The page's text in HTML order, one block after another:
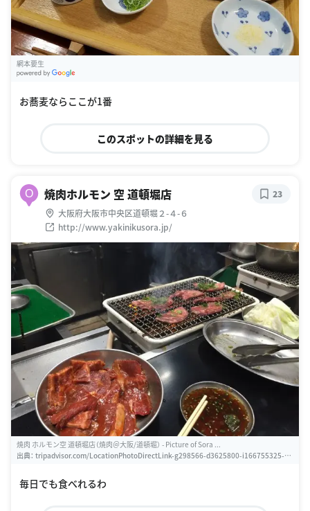
網本要生
お蕎麦ならここが1番
このスポットの詳細を見る
O 焼肉ホルモン 空 道頓堀店
大阪府大阪市中央区道頓堀２-４-６
http://www.yakinikusora.jp/
23
焼肉 ホルモン空 道頓堀店（焼肉＠大阪/道頓堀） - Picture of Sora ...
出典： tripadvisor.com/LocationPhotoDirectLink-g298566-d3625800-i166755325-So
毎日でも食べれるわ